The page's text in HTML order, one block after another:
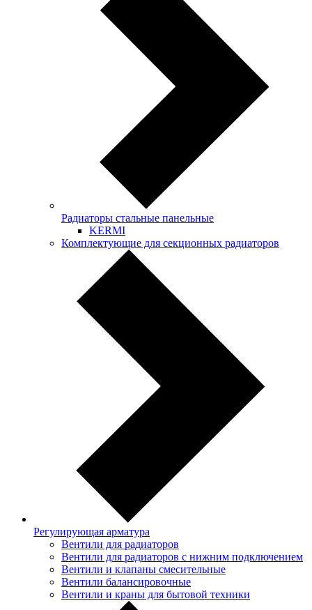
Радиаторы стальные панельные
KERMI
Комплектующие для секционных радиаторов
Регулирующая арматура
Вентили для радиаторов
Вентили для радиаторов с нижним подключением
Вентили и клапаны смесительные
Вентили балансировочные
Вентили и краны для бытовой техники